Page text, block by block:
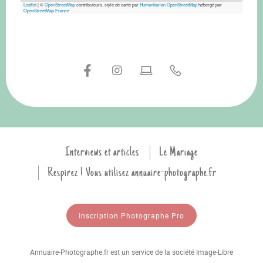
Leaflet|©OpenStreetMapcontributeurs, style de carte parHumanitarian OpenStreetMaphébergé par
OpenStreetMap France
Interviews et articles
Le Mariage
Respirez ! Vous utilisez annuaire-photographe.fr
Inscription Photographe Pro
Annuaire-Photographe.fr est un service de la société Image-Libre